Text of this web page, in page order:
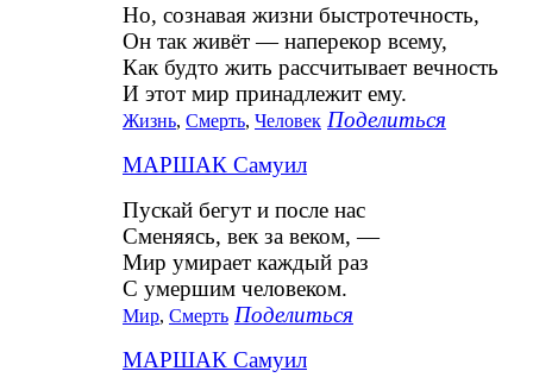
Но, сознавая жизни быстротечность,
Он так живёт — наперекор всему,
Как будто жить рассчитывает вечность
И этот мир принадлежит ему.
Жизнь, Смерть, Человек Поделиться
МАРШАК Самуил
Пускай бегут и после нас
Сменяясь, век за веком, —
Мир умирает каждый раз
С умершим человеком.
Мир, Смерть Поделиться
МАРШАК Самуил